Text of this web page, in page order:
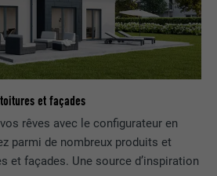
et façades
rêves avec le configurateur en
parmi de nombreux produits et
et façades. Une source d’inspiration
jour
un identifiant unique utilisé
générer des données statistiques
la manière dont l'utilisateur utilise le
la langue choisie par